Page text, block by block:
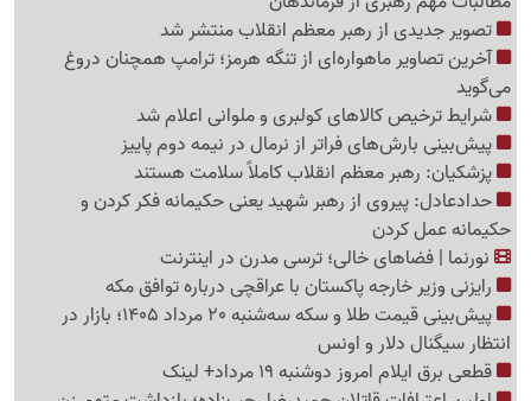
تصویر جدیدی از رهبر معظم انقلاب منتشر شد
آخرین تصاویر ماهواره‌ای از تنگه‌ هرمز؛ ترامپ همچنان دروغ
می‌گوید
شرایط ترخیص کالاهای کولبری و ملوانی اعلام شد
پیش‌بینی بارش‌های فراتر از نرمال در نیمه دوم پاییز
پزشکیان: رهبر معظم انقلاب کاملاً سلامت هستند
حدادعادل: پیروی از رهبر شهید یعنی حکیمانه فکر کردن و
حکیمانه عمل کردن
نورنما | فضاهای خالی؛ ترسی مدرن در اینترنت
رایزنی وزیر خارجه پاکستان با عراقچی درباره توافق مکه
پیش‌بینی قیمت طلا و سکه سه‌شنبه 20 مرداد 1405؛ بازار در
انتظار سیگنال دلار و اونس
قطعی برق ایلام امروز دوشنبه 19 مرداد+ لینک